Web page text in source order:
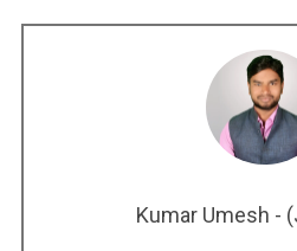
Kumar Umesh -